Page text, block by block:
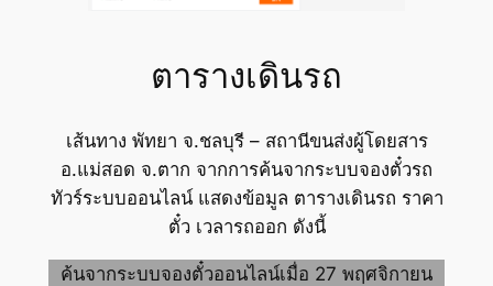
ตารางเดินรถ
เส้นทาง พัทยา จ.ชลบุรี – สถานีขนส่งผู้โดยสาร
อ.แม่สอด จ.ตาก จากการค้นจากระบบจองตั๋วรถ
ทัวร์ระบบออนไลน์ แสดงข้อมูล ตารางเดินรถ ราคา
ตั๋ว เวลารถออก ดังนี้
ค้นจากระบบจองตั๋วออนไลน์เมื่อ 27 พฤศจิกายน